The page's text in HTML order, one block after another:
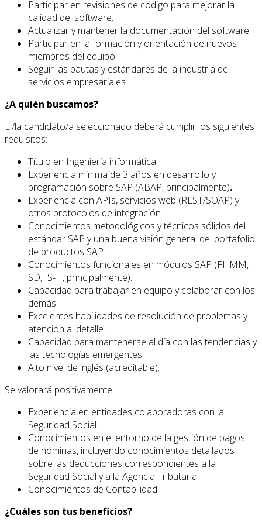
Participar en revisiones de código para mejorar la
calidad del software.
Actualizar y mantener la documentación del software.
Participar en la formación y orientación de nuevos
miembros del equipo.
Seguir las pautas y estándares de la industria de
servicios empresariales.
¿A quién buscamos?
El/la candidato/a seleccionado deberá cumplir los siguientes
requisitos:
Título en Ingeniería informática.
Experiencia mínima de 3 años en desarrollo y
programación sobre SAP (ABAP, principalmente).
Experiencia con APIs, servicios web (REST/SOAP) y
otros protocolos de integración.
Conocimientos metodológicos y técnicos sólidos del
estándar SAP y una buena visión general del portafolio
de productos SAP.
Conocimientos funcionales en módulos SAP (FI, MM,
SD, IS-H, principalmente).
Capacidad para trabajar en equipo y colaborar con los
demás.
Excelentes habilidades de resolución de problemas y
atención al detalle.
Capacidad para mantenerse al día con las tendencias y
las tecnologías emergentes.
Alto nivel de inglés (acreditable).
Se valorará positivamente:
Experiencia en entidades colaboradoras con la
Seguridad Social.
Conocimientos en el entorno de la gestión de pagos
de nóminas, incluyendo conocimientos detallados
sobre las deducciones correspondientes a la
Seguridad Social y a la Agencia Tributaria
Conocimientos de Contabilidad
¿Cuáles son tus beneficios?